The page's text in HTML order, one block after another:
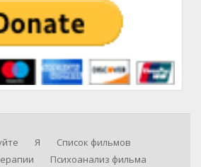
Я
Список фильмов
Психоанализ фильма